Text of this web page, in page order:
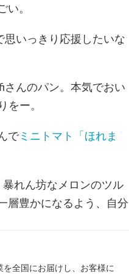
。
いっきり応援したいな
さんのパン。本気でおい
をー。
でミニトマト「ほれま
れん坊なメロンのツル
層豊かになるよう、自分
全国にお届けし、お客様に